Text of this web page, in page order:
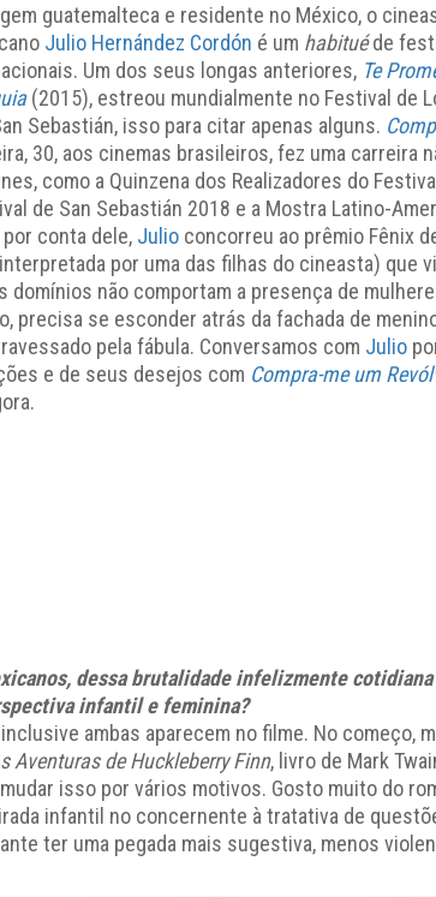
guatemalteca e residente no México, o
Julio Hernández Cordón é um habituéde
Um dos seus longas anteriores, Te
(2015), estreou mundialmente no Festival de
Sebastián, isso para citar apenas alguns.
30, aos cinemas brasileiros, fez uma carreira
como a Quinzena dos Realizadores do
de San Sebastián 2018 e a Mostra Latino-
conta dele, Julio concorreu ao prêmio Fênix
por uma das filhas do cineasta) que
não comportam a presença de
precisa se esconder atrás da fachada de
pela fábula. Conversamos com Julio
e de seus desejos com Compra-me um
dessa brutalidade infelizmente
infantil e feminina?
ambas aparecem no filme. No começo,
Aventuras de Huckleberry Finn, livro de Mark
isso por vários motivos. Gosto muito do
infantil no concernente à tratativa de
ter uma pegada mais sugestiva, menos